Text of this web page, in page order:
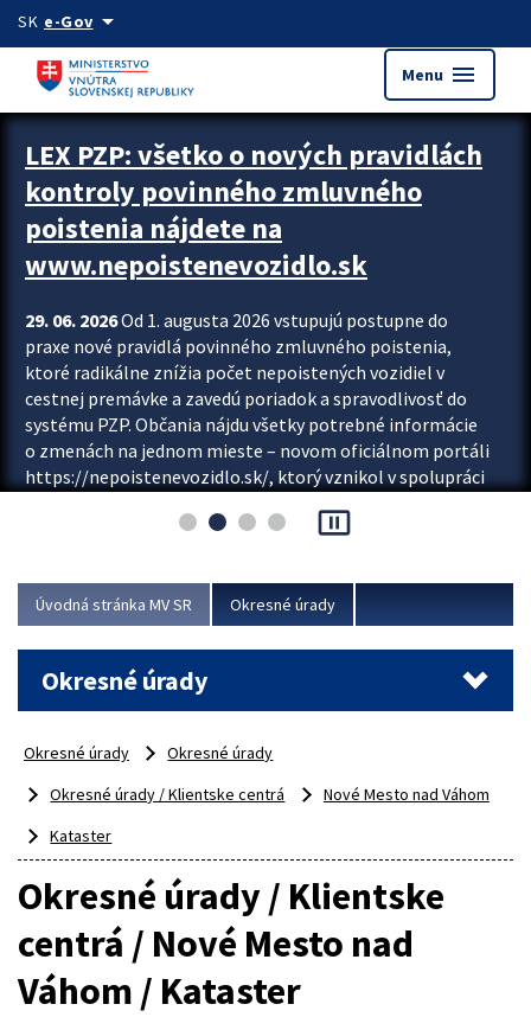
Preskocit na hlavný obsah
SK e-Govarrow_drop_down
Menu menu
Zastavit automatický posun upútavok
LEX PZP: všetko o nových pravidlách
kontroly povinného zmluvného
poistenia nájdete na
www.nepoistenevozidlo.sk
29. 06. 2026Od 1. augusta 2026 vstupujú postupne do
praxe nové pravidlá povinného zmluvného poistenia,
ktoré radikálne znížia počet nepoistených vozidiel v
cestnej premávke a zavedú poriadok a spravodlivosť do
systému PZP. Občania nájdu všetky potrebné informácie
o zmenách na jednom mieste – novom oficiálnom portáli
https://nepoistenevozidlo.sk/, ktorý vznikol v spolupráci
asociácie poisťovní (SLASPO) a Ministerstva vnútra SR.
Viac
pause_presentation
Úvodná stránka MV SR Okresné úrady
Okresné úrady
Okresné úrady
Okresné úrady
Okresné úrady / Klientske centrá
Nové Mesto nad Váhom
Kataster
Okresné úrady / Klientske
centrá / Nové Mesto nad
Váhom / Kataster